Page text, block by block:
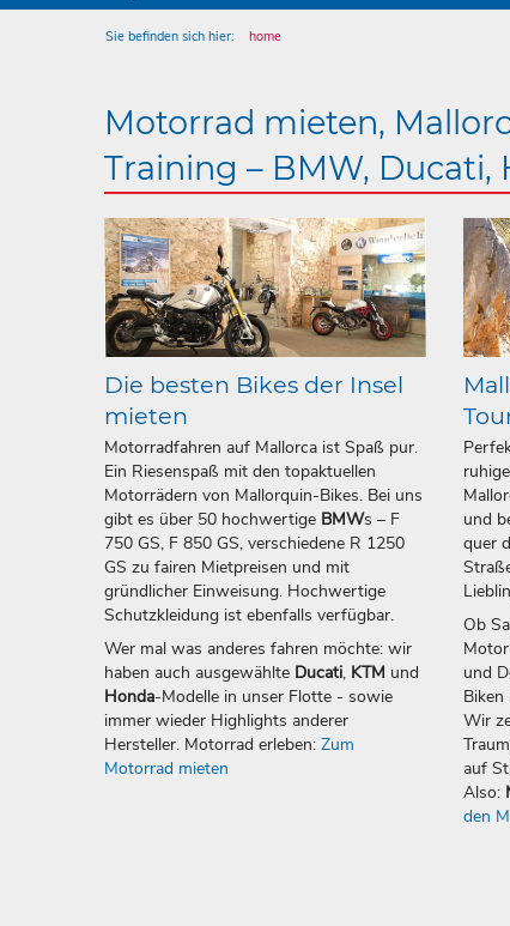
Sie befinden sich hier:
home
Motorrad mieten,
Training – BMW, Ducati,
Die besten Bikes der Insel
mieten
Motorradfahren auf Mallorca ist Spaß pur.
Ein Riesenspaß mit den topaktuellen
Motorrädern von Mallorquin-Bikes. Bei uns
gibt es über 50 hochwertige BMWs – F
750 GS, F 850 GS, verschiedene R 1250
GS zu fairen Mietpreisen und mit
gründlicher Einweisung. Hochwertige
Schutzkleidung ist ebenfalls verfügbar.
Wer mal was anderes fahren möchte: wir
haben auch ausgewählte Ducati, KTM und
Honda-Modelle in unser Flotte - sowie
immer wieder Highlights anderer
Hersteller. Motorrad erleben: Zum
Motorrad mieten
und
quer
Ob
und
Wir
auf
Also:
den